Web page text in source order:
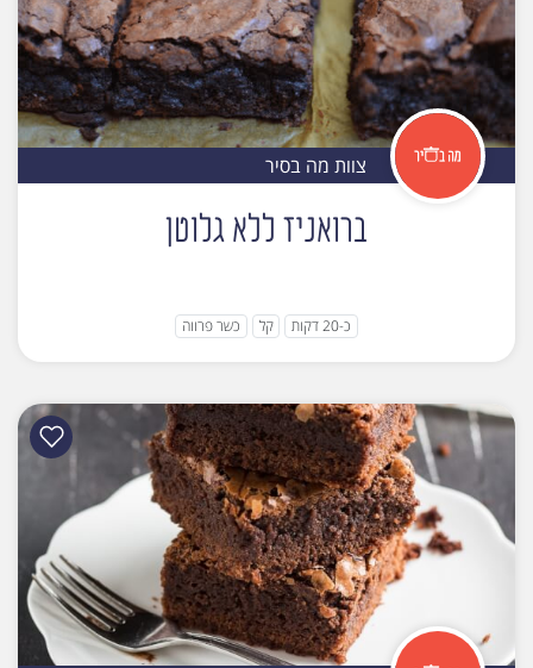
צוות מה בסיר
ברואניז ללא גלוטן
כ-20 דקות קל כשר פרווה